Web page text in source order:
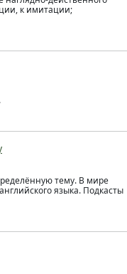
к имитации;
тему. В мире
языка. Подкасты